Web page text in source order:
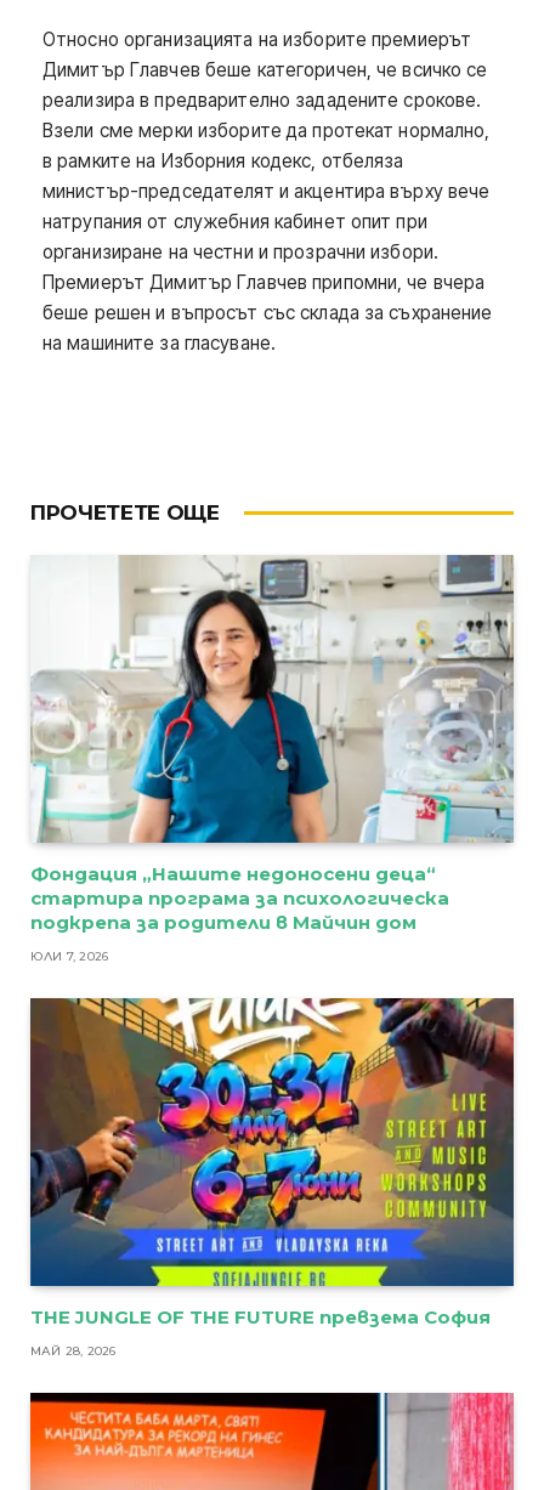
Относно организацията на изборите премиерът
Димитър Главчев беше категоричен, че всичко се
реализира в предварително зададените срокове.
Взели сме мерки изборите да протекат нормално,
в рамките на Изборния кодекс, отбеляза
министър-председателят и акцентира върху вече
натрупания от служебния кабинет опит при
организиране на честни и прозрачни избори.
Премиерът Димитър Главчев припомни, че вчера
беше решен и въпросът със склада за съхранение
на машините за гласуване.
ПРОЧЕТЕТЕ ОЩЕ
Фондация „Нашите недоносени деца“
стартира програма за психологическа
подкрепа за родители в Майчин дом
ЮЛИ 7, 2026
THE JUNGLE OF THE FUTURE превзема София
МАЙ 28, 2026